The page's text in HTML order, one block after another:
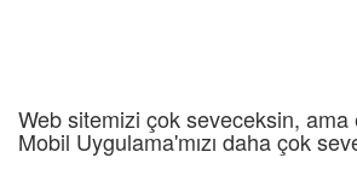
Web sitemizi çok seveceksin, ama
Mobil Uygulama'mızı daha çok